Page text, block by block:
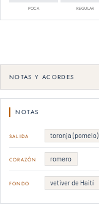
POCA REGULAR
NOTAS Y ACORDES
NOTAS
SALIDA toronja (pomelo)
CORAZÓN romero
FONDO vetiver de Haití